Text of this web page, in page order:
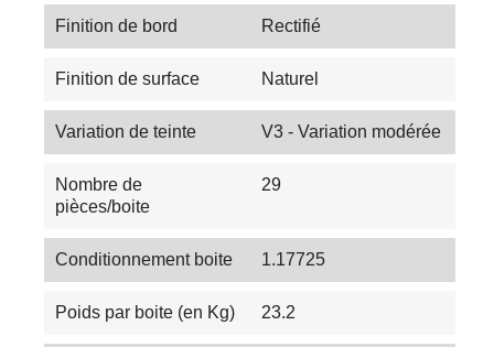
Finition de bord Rectifié
Finition de surface Naturel
Variation de teinte V3 - Variation modérée
Nombre de
pièces/boite
29
Conditionnement boite 1.17725
Poids par boite (en Kg) 23.2